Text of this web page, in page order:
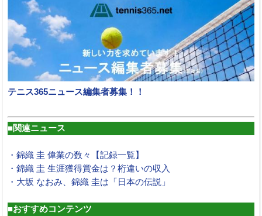
テニス365ニュース編集者募集！！
■関連ニュース
・錦織 圭 偉業の数々【記録一覧】
・錦織 圭 生涯獲得賞金は？桁違いの収入
・大坂 なおみ、錦織 圭は「日本の伝説」
■おすすめコンテンツ